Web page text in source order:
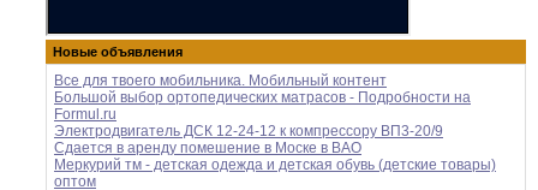
Новые объявления
Все для твоего мобильника. Мобильный контент
Большой выбор ортопедических матрасов - Подробности на
Formul.ru
Электродвигатель ДСК 12-24-12 к компрессору ВП3-20/9
Сдается в аренду помешение в Моске в ВАО
Меркурий тм - детская одежда и детская обувь (детские товары)
оптом